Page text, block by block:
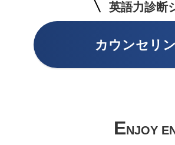
英語力診断
カウンセリ
ENJOY